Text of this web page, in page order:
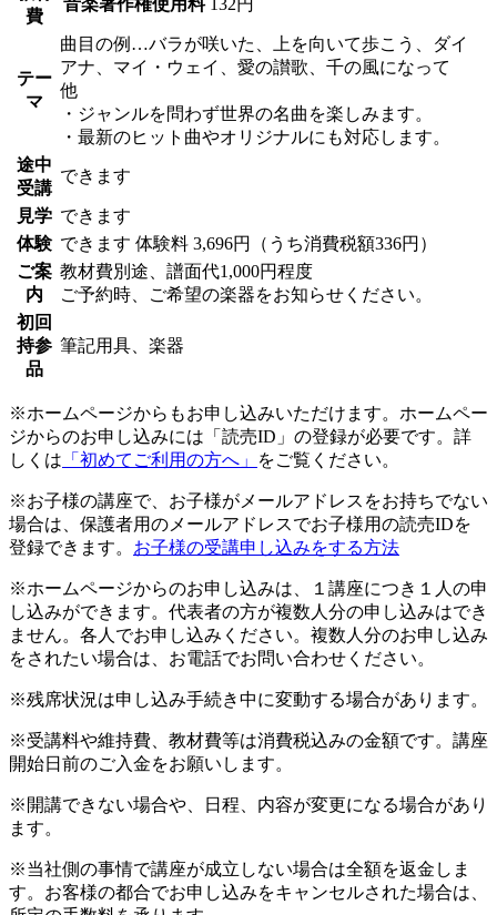
費
テー
マ
曲目の例…バラが咲いた、上を向いて歩こう、ダイ
アナ、マイ・ウェイ、愛の讃歌、千の風になって
他
・ジャンルを問わず世界の名曲を楽しみます。
・最新のヒット曲やオリジナルにも対応します。
途中
受講
できます
見学 できます
体験 できます 体験料 3,696円（うち消費税額336円）
ご案
内
教材費別途、譜面代1,000円程度
ご予約時、ご希望の楽器をお知らせください。
初回
持参
品
筆記用具、楽器
※ホームページからもお申し込みいただけます。ホームペー
ジからのお申し込みには「読売ID」の登録が必要です。詳
しくは 「初めてご利用の方へ」 をご覧ください。
※お子様の講座で、お子様がメールアドレスをお持ちでない
場合は、保護者用のメールアドレスでお子様用の読売IDを
登録できます。 お子様の受講申し込みをする方法
※ホームページからのお申し込みは、１講座につき１人の申
し込みができます。代表者の方が複数人分の申し込みはでき
ません。各人でお申し込みください。複数人分のお申し込み
をされたい場合は、お電話でお問い合わせください。
※残席状況は申し込み手続き中に変動する場合があります。
※受講料や維持費、教材費等は消費税込みの金額です。講座
開始日前のご入金をお願いします。
※開講できない場合や、日程、内容が変更になる場合があり
ます。
※当社側の事情で講座が成立しない場合は全額を返金しま
す。お客様の都合でお申し込みをキャンセルされた場合は、